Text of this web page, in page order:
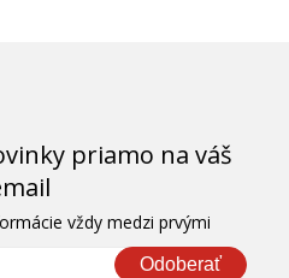
priamo na váš
vždy medzi prvými
Odoberať